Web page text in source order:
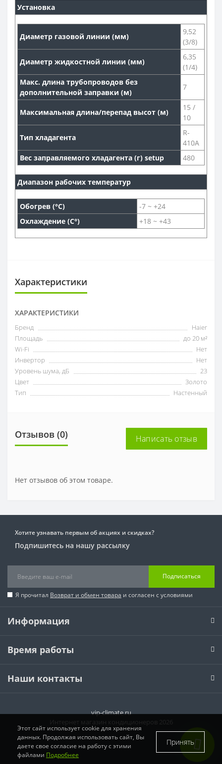
Установка
Диаметр газовой линии (мм)
9,52
(3/8)
Диаметр жидкостной линии (мм)
6,35
(1/4)
Макс. длина трубопроводов без
дополнительной заправки (м)
7
Максимальная длина/перепад высот (м)
15 /
10
Тип хладагента
R-
410A
Вес заправляемого хладагента (г) setup
480
Диапазон рабочих температур
Обогрев (°С)
-7 ~ +24
Охлаждение (С°)
+18 ~ +43
Характеристики
ХАРАКТЕРИСТИКИ
Бренд
Haier
Площадь
до 20 м²
Wi-Fi
Нет
Инвертор
Нет
Уровень шума, дБ
23
Цвет
Золото
Тип
Настенный
Отзывов (0) Написать отзыв
Нет отзывов об этом товаре.
Хотите узнавать первым об акциях и скидках?
Подпишитесь на нашу рассылку
Подписаться
Я прочитал Возврат и обмен товара и согласен с условиями
Информация
Время работы
Наши контакты
vip-climate.ru
Интернет магазин кондиционеров 2026
Этот сайт использует cookie для хранения
данных. Продолжая использовать сайт, Вы
даете свое согласие на работу с этими
файлами Подробнее
Принять